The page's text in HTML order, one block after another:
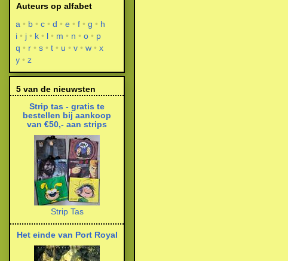
Auteurs op alfabet
a
b c d e f g
h
i
j k l m n o
p
q
r s t u v w
x
y
z
5 van de nieuwsten
Strip tas - gratis te
bestellen bij aankoop
van €50,- aan strips
Strip Tas
Het einde van Port Royal